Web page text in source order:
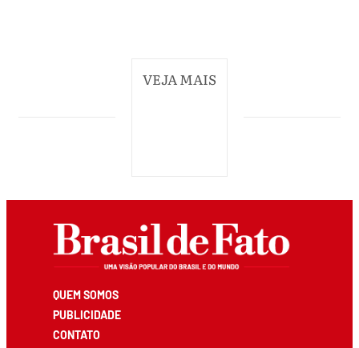
VEJA MAIS
QUEM SOMOS
PUBLICIDADE
CONTATO